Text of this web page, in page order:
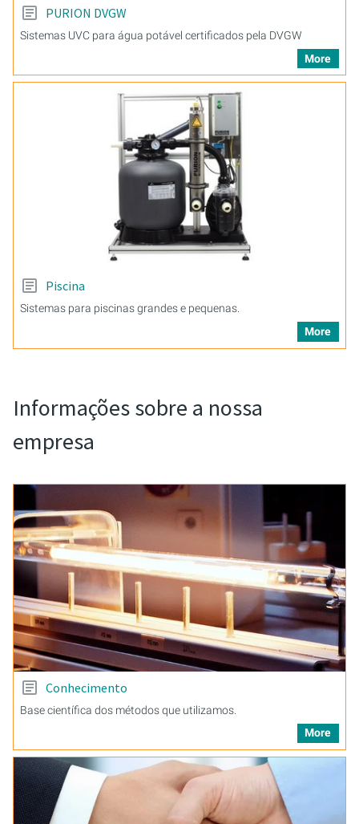
PURION DVGW
Sistemas UVC para água potável certificados pela DVGW
More
Piscina
Sistemas para piscinas grandes e pequenas.
More
Informações sobre a nossa
empresa
Conhecimento
Base científica dos métodos que utilizamos.
More